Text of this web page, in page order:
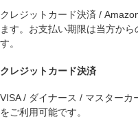
クレジットカード決済 /
ます。お支払い期限は当方か
す。
クレジットカード決済
VISA / ダイナース / マスターカ
をご利用可能です。